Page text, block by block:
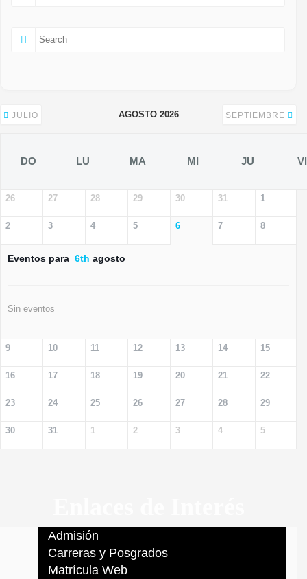
JULIO AGOSTO 2026 SEPTIEMBRE
DO LU MA MI JU VI
26 27 28 29 30 31 1
2 3 4 5 6 7 8
Eventos para 6th agosto
Sin eventos
9 10 11 12 13 14 15
16 17 18 19 20 21 22
23 24 25 26 27 28 29
30 31 1 2 3 4 5
Admisión
Carreras y Posgrados
Matrícula Web